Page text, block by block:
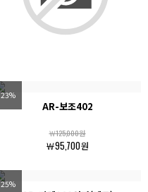
23%
AR-보조402
￦125,000원
￦95,700원
25%